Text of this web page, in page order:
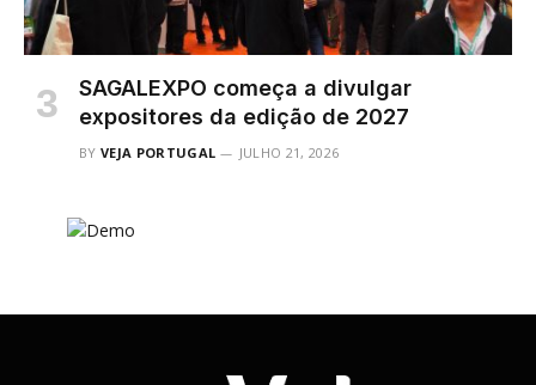
SAGALEXPO começa a divulgar
expositores da edição de 2027
BY VEJA PORTUGAL JULHO 21, 2026